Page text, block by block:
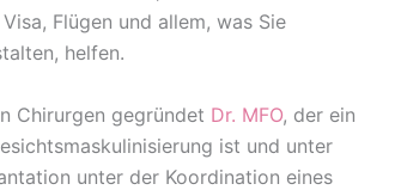
Flügen und allem, was Sie
helfen.
Chirurgen gegründet Dr. MFO, der ein
ist und unter
unter der Koordination eines